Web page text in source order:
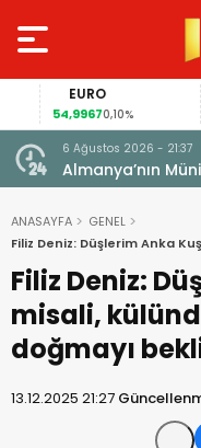
EURO
54,99670,10%
FIFA
6 Ağustos 2026 - 21:37
Almanya’nın
sanığına ömür
ANASAYFA
GENEL
Filiz Deniz: Düşlerim Anka
bekliyor
Filiz Deniz:
misali,
doğmayı
13.12.2025 21:27